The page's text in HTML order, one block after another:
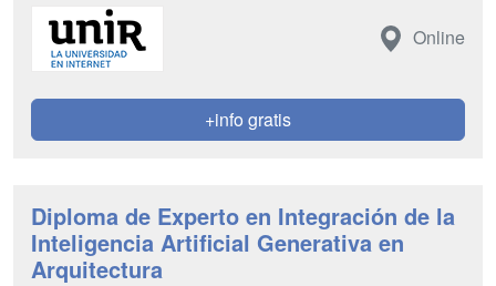
Online
+info gratis
Diploma de Experto en Integración de la
Inteligencia Artificial Generativa en
Arquitectura